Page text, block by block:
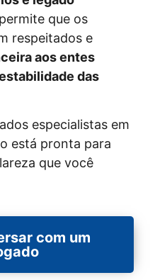
que os
respeitados e
aos entes
das
especialistas em
está pronta para
que você
com um